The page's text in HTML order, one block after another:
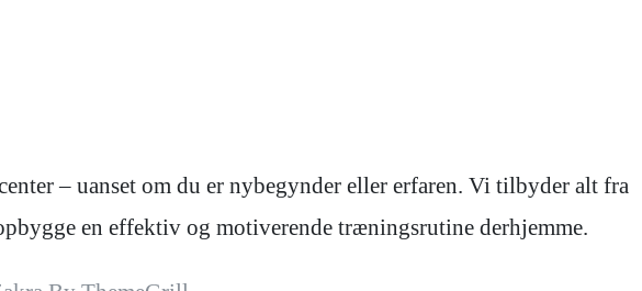
– uanset om du er nybegynder eller erfaren. Vi tilbyder alt fra
en effektiv og motiverende træningsrutine derhjemme.